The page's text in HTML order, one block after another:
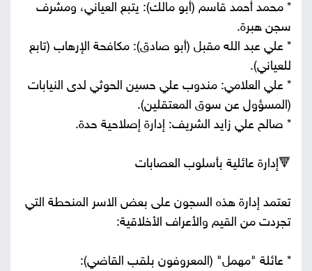
* محمد أحمد قاسم (أبو مالك): يتبع العياني، ومشرف
سجن هبرة.
* علي عبد الله مقبل (أبو صادق): مكافحة الإرهاب (تابع
للعياني).
* علي العلامي: مندوب علي حسين الحوثي لدى النيابات
(المسؤول عن سوق المعتقلين).
* صالح علي زايد الشريف: إدارة إصلاحية حدة.
🔻إدارة عائلية بأسلوب العصابات
تعتمد إدارة هذه السجون على بعض الاسر المنحطة التي
تجردت من القيم والأعراف الأخلاقية:
* عائلة "مهمل" (المعروفون بلقب القاضي):